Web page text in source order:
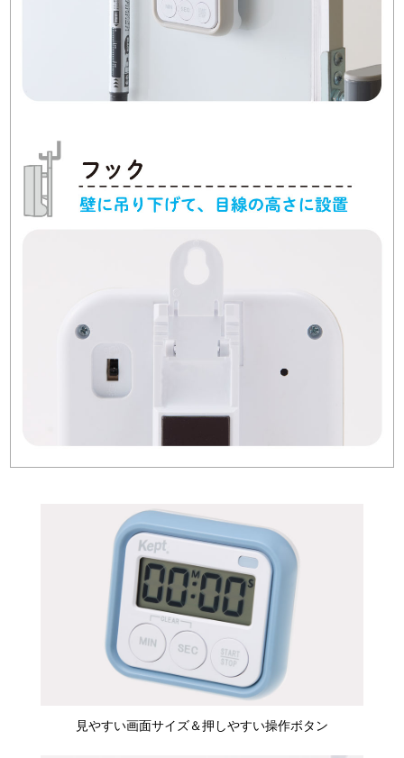
見やすい画面サイズ＆押しやすい操作ボタン